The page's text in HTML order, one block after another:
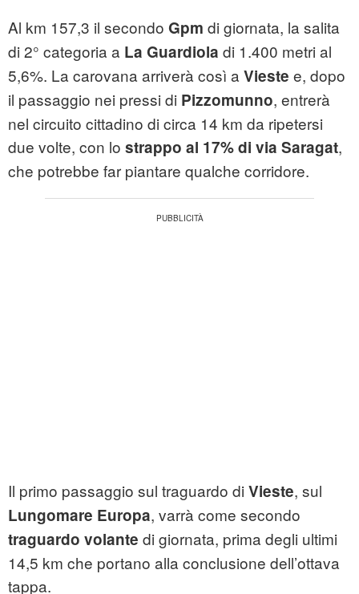
Al km 157,3 il secondo Gpm di giornata, la salita
di 2° categoria a La Guardiola di 1.400 metri al
5,6%. La carovana arriverà così a Vieste e, dopo
il passaggio nei pressi di Pizzomunno, entrerà
nel circuito cittadino di circa 14 km da ripetersi
due volte, con lo strappo al 17% di via Saragat,
che potrebbe far piantare qualche corridore.
Il primo passaggio sul traguardo di Vieste, sul
Lungomare Europa, varrà come secondo
traguardo volante di giornata, prima degli ultimi
14,5 km che portano alla conclusione dell’ottava
tappa.